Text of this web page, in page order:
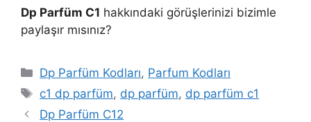
Dp Parfüm C1 hakkındaki görüşlerinizi bizimle
paylaşır mısınız?
Kategoriler
Dp Parfüm Kodları, Parfum Kodları
Etiketler
c1 dp parfüm, dp parfüm, dp parfüm c1
Dp Parfüm C12